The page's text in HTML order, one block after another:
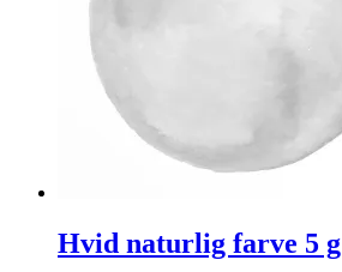
Hvid naturlig farve 5 g